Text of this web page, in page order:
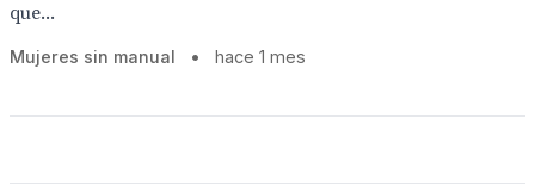
que...
Mujeres sin manual • hace 1 mes